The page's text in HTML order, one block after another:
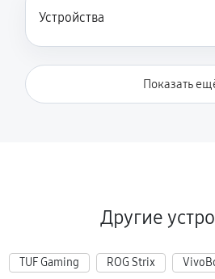
Устройства
Показать
Другие
TUF Gaming ROG Strix